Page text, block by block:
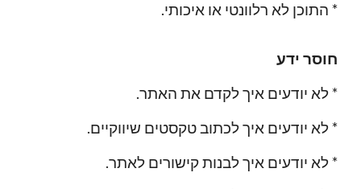
.התוכן לא רלוונטי או איכותי *
חוסר ידע
.לא יודעים איך לקדם את האתר *
.לא יודעים איך לכתוב טקסטים שיווקיים *
.לא יודעים איך לבנות קישורים לאתר *